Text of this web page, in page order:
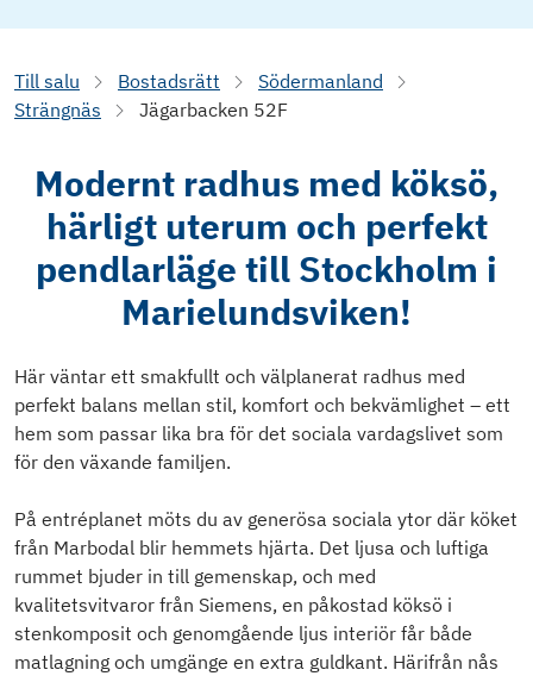
Till salu Bostadsrätt
Södermanland
Strängnäs
Jägarbacken 52F
Modernt radhus med köksö,
härligt uterum och perfekt
pendlarläge till Stockholm i
Marielundsviken!
Här väntar ett smakfullt och välplanerat radhus med
perfekt balans mellan stil, komfort och bekvämlighet – ett
hem som passar lika bra för det sociala vardagslivet som
för den växande familjen.
På entréplanet möts du av generösa sociala ytor där köket
från Marbodal blir hemmets hjärta. Det ljusa och luftiga
rummet bjuder in till gemenskap, och med
kvalitetsvitvaror från Siemens, en påkostad köksö i
stenkomposit och genomgående ljus interiör får både
matlagning och umgänge en extra guldkant. Härifrån nås